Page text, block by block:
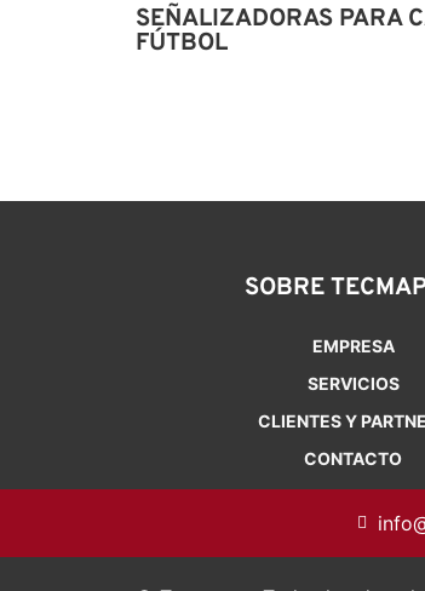
SEÑALIZADORAS PARA
FÚTBOL
SOBRE
EMPRESA
SERVICIOS
CLIENTES Y
CONTACTO